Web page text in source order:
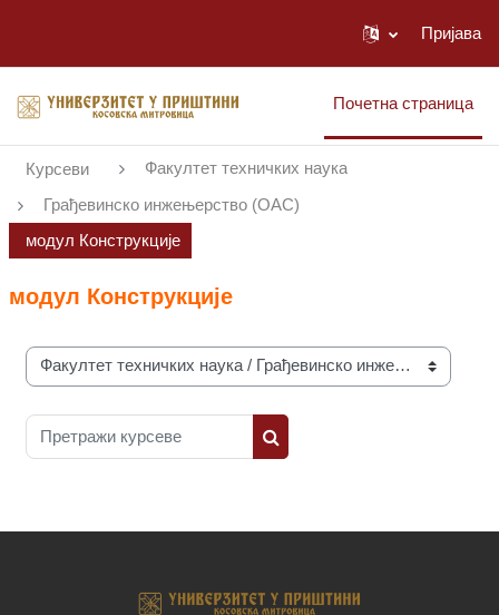
Пријава
Почетна страница
Курсеви Факултет техничких наука
Грађевинско инжењерство (ОАС)
модул Конструкције
модул Конструкције
Категорије курсева
Претражи курсеве
Претражи курсеве